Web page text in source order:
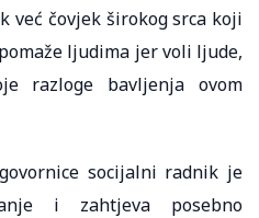
već čovjek širokog srca koji
ljudima jer voli ljude,
razloge bavljenja ovom
socijalni radnik je
i zahtjeva posebno